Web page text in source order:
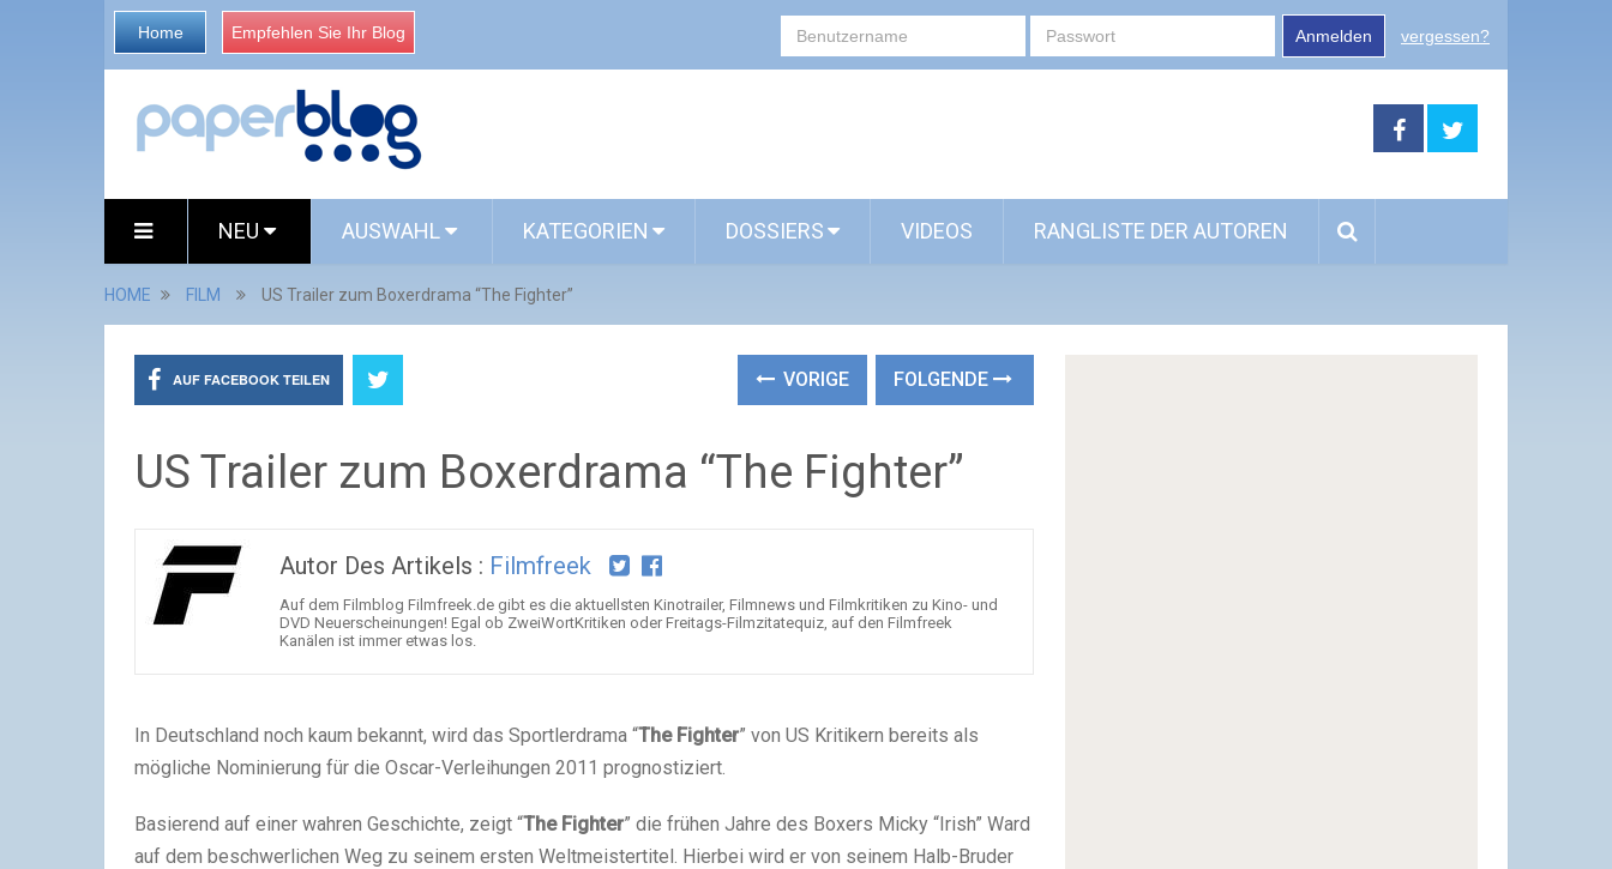
Home Empfehlen Sie Ihr Blog Anmelden vergessen?
NEU AUSWAHL KATEGORIEN DOSSIERS VIDEOS RANGLISTE DER AUTOREN
HOME FILM US Trailer zum Boxerdrama “The Fighter”
AUF FACEBOOK TEILEN VORIGE FOLGENDE
US Trailer zum Boxerdrama “The Fighter”
Autor Des Artikels : Filmfreek
Auf dem Filmblog Filmfreek.de gibt es die aktuellsten Kinotrailer, Filmnews und Filmkritiken zu Kino- und
DVD Neuerscheinungen! Egal ob ZweiWortKritiken oder Freitags-Filmzitatequiz, auf den Filmfreek
Kanälen ist immer etwas los.
In Deutschland noch kaum bekannt, wird das Sportlerdrama “The Fighter” von US Kritikern bereits als
mögliche Nominierung für die Oscar-Verleihungen 2011 prognostiziert.
Basierend auf einer wahren Geschichte, zeigt “The Fighter” die frühen Jahre des Boxers Micky “Irish” Ward
auf dem beschwerlichen Weg zu seinem ersten Weltmeistertitel. Hierbei wird er von seinem Halb-Bruder